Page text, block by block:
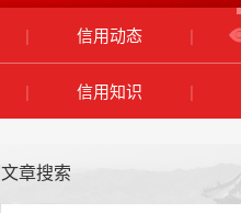
| 信用动态 |
| 信用知识 |
文章搜索